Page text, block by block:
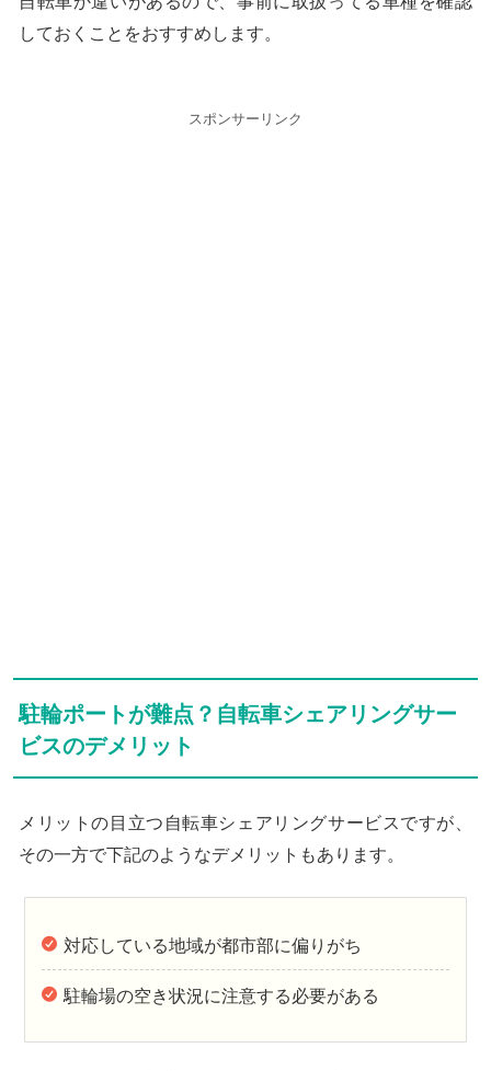
しておくことをおすすめします。
スポンサーリンク
駐輪ポートが難点？自転車シェアリングサー
ビスのデメリット
メリットの目立つ自転車シェアリングサービスですが、
その一方で下記のようなデメリットもあります。
対応している地域が都市部に偏りがち
駐輪場の空き状況に注意する必要がある